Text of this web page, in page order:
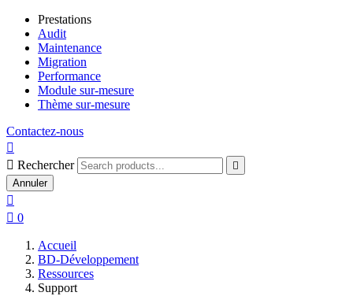
Prestations
Audit
Maintenance
Migration
Performance
Module sur-mesure
Thème sur-mesure
Contactez-nous

 Rechercher

Annuler

 0
Accueil
BD-Développement
Ressources
Support